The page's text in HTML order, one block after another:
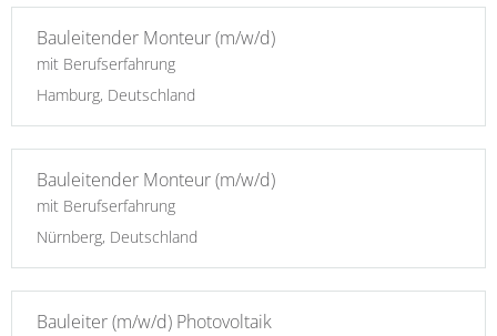
Bauleitender Monteur (m/w/d)
mit Berufserfahrung
Hamburg, Deutschland
Bauleitender Monteur (m/w/d)
mit Berufserfahrung
Nürnberg, Deutschland
Bauleiter (m/w/d) Photovoltaik